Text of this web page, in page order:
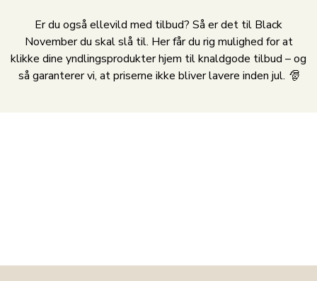
Er du også ellevild med tilbud? Så er det til Black
November du skal slå til. Her får du rig mulighed for at
klikke dine yndlingsprodukter hjem til knaldgode tilbud – og
så garanterer vi, at priserne ikke bliver lavere inden jul. 🎅